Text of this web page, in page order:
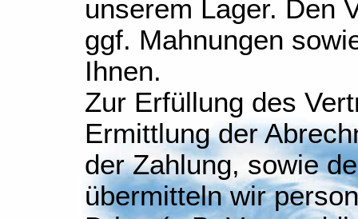
unserem Lager. Den
ggf. Mahnungen
Ihnen.
Zur Erfüllung des
Ermittlung der
der Zahlung, sowie
übermitteln wir